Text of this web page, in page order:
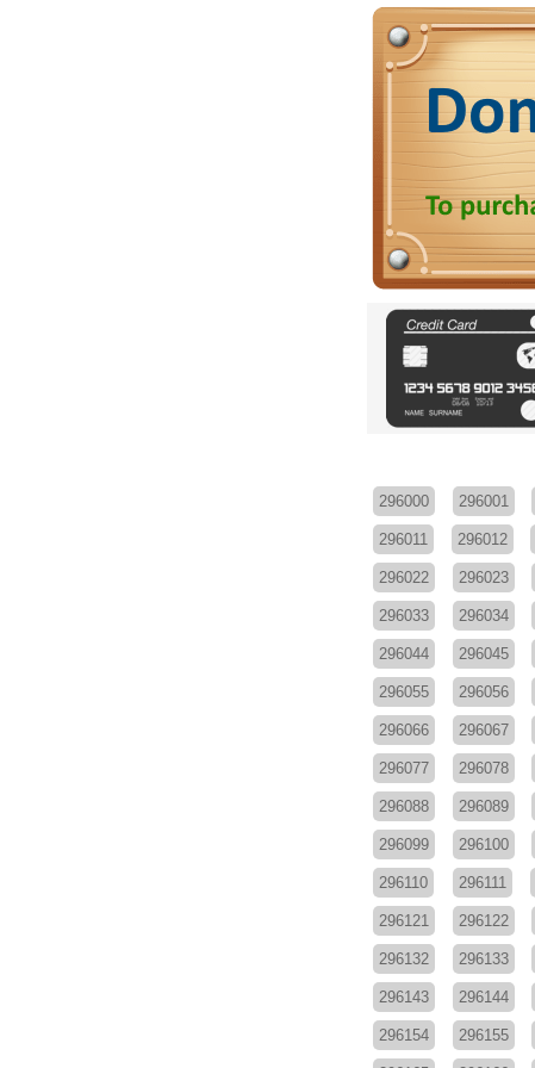
296000 296001
296011 296012
296022 296023
296033 296034
296044 296045
296055 296056
296066 296067
296077 296078
296088 296089
296099 296100
296110 296111
296121 296122
296132 296133
296143 296144
296154 296155